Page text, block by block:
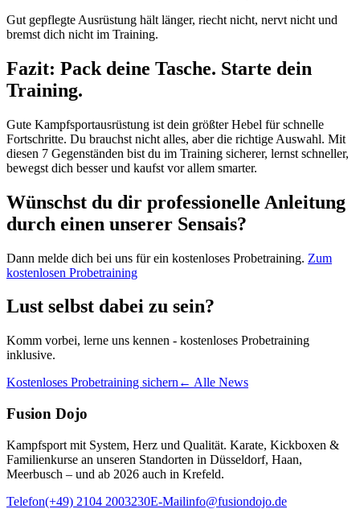
Gut gepflegte Ausrüstung hält länger, riecht nicht, nervt nicht und
bremst dich nicht im Training.
Fazit: Pack deine Tasche. Starte dein
Training.
Gute Kampfsportausrüstung ist dein größter Hebel für schnelle
Fortschritte. Du brauchst nicht alles, aber die richtige Auswahl. Mit
diesen 7 Gegenständen bist du im Training sicherer, lernst schneller,
bewegst dich besser und kaufst vor allem smarter.
Wünschst du dir professionelle Anleitung
durch einen unserer Sensais?
Dann melde dich bei uns für ein kostenloses Probetraining. Zum
kostenlosen Probetraining
Lust selbst dabei zu sein?
Komm vorbei, lerne uns kennen - kostenloses Probetraining
inklusive.
Kostenloses Probetraining sichern ← Alle News
Fusion Dojo
Kampfsport mit System, Herz und Qualität. Karate, Kickboxen &
Familienkurse an unseren Standorten in Düsseldorf, Haan,
Meerbusch – und ab 2026 auch in Krefeld.
Telefon(+49) 2104 2003230E-Mailinfo@fusiondojo.de